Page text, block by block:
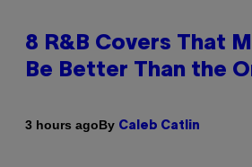
8 R&B Covers That
Be Better Than the
3 hours agoBy Caleb Catlin